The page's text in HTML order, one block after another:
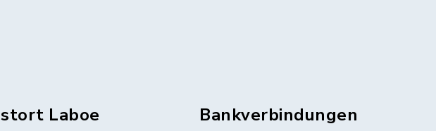
Laboe Bankverbindungen